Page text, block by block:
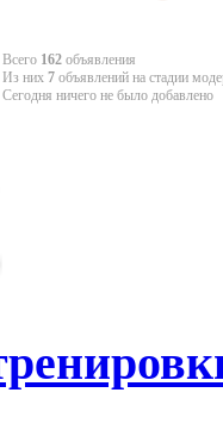
Всего 162 объявления
Из них 7 объявлений на стадии
Сегодня ничего не было добавлено